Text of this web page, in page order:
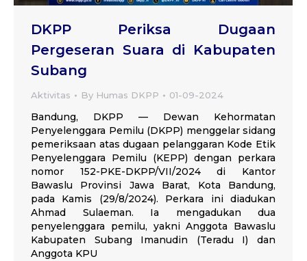
DKPP Periksa Dugaan
Pergeseran Suara di Kabupaten
Subang
Aktivitas By Humas DKPP 01-09-2024
Bandung, DKPP — Dewan Kehormatan
Penyelenggara Pemilu (DKPP) menggelar sidang
pemeriksaan atas dugaan pelanggaran Kode Etik
Penyelenggara Pemilu (KEPP) dengan perkara
nomor 152-PKE-DKPP/VII/2024 di Kantor
Bawaslu Provinsi Jawa Barat, Kota Bandung,
pada Kamis (29/8/2024). Perkara ini diadukan
Ahmad Sulaeman. Ia mengadukan dua
penyelenggara pemilu, yakni Anggota Bawaslu
Kabupaten Subang Imanudin (Teradu I) dan
Anggota KPU